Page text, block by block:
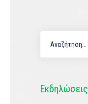
Εκδηλώσεις